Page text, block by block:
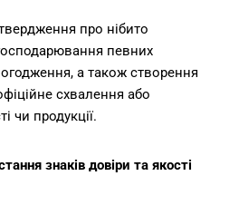
про нібито
певних
а також створення
схвалення або
чи продукції.
знаків довіри та якості